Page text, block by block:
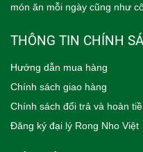
món ăn mỗi ngày cũng như
THÔNG TIN CHÍNH
Hướng dẫn mua hàng
Chính sách giao hàng
Chính sách đổi trả và hoàn
Đăng ký đại lý Rong Nho Việt